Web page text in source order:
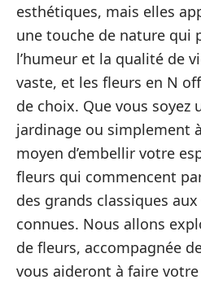
esthétiques, mais elles
une touche de nature qui
l’humeur et la qualité de
vaste, et les fleurs en N
de choix. Que vous soyez
jardinage ou simplement
moyen d’embellir votre
fleurs qui commencent
des grands classiques
connues. Nous allons
de fleurs, accompagnée
vous aideront à faire